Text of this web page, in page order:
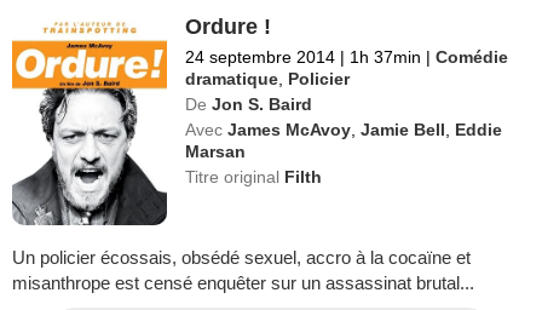
Ordure !
24 septembre 2014 | 1h 37min | Comédie
dramatique Policier
De Jon S. Baird
Avec James McAvoy ,Jamie Bell
Eddie
Marsan
Titre original Filth
Un policier écossais, obsédé sexuel, accro à la cocaïne et
misanthrope est censé enquêter sur un assassinat brutal...